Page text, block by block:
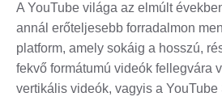
A YouTube világa az elmúlt
annál erőteljesebb forradalmon
platform, amely sokáig a hosszú,
fekvő formátumú videók fellegvára
vertikális videók, vagyis a YouTube